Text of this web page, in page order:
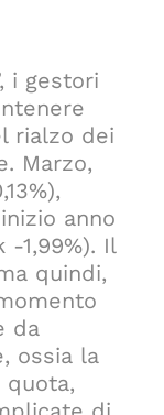
i gestori
rialzo dei
Marzo,
anno
-1,99%). Il
quindi,
da
ossia la